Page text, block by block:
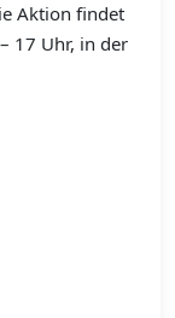
Aktion findet
17 Uhr, in der